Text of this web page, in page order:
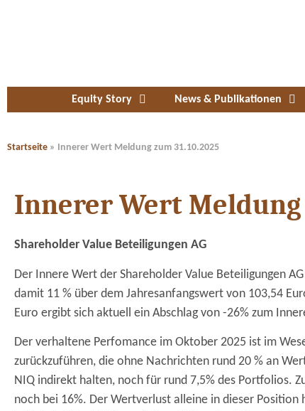
Equity Story News & Publikationen
Startseite » Innerer Wert Meldung zum 31.10.2025
Innerer Wert Meldung
Shareholder Value Beteiligungen AG
Der Innere Wert der Shareholder Value Beteiligungen
damit 11 % über dem Jahresanfangswert von 103,54
Euro ergibt sich aktuell ein Abschlag von -26% zum
Der verhaltene Perfomance im Oktober 2025 ist im
zurückzuführen, die ohne Nachrichten rund 20 % an
NIQ indirekt halten, noch für rund 7,5% des Portfolios.
noch bei 16%. Der Wertverlust alleine in dieser